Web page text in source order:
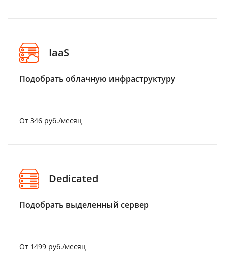
IaaS
Подобрать облачную инфраструктуру
От 346 руб./месяц
Dedicated
Подобрать выделенный сервер
От 1499 руб./месяц